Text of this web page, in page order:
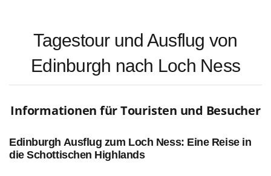
Tagestour und Ausflug von
Edinburgh nach Loch Ness
Informationen für Touristen und Besucher
Edinburgh Ausflug zum Loch Ness: Eine Reise in
die Schottischen Highlands